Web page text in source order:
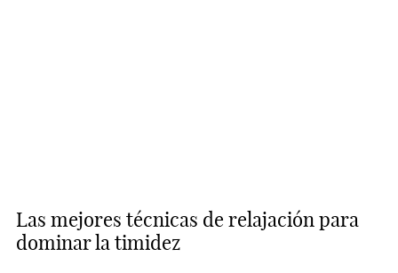
Las mejores técnicas de relajación para
dominar la timidez